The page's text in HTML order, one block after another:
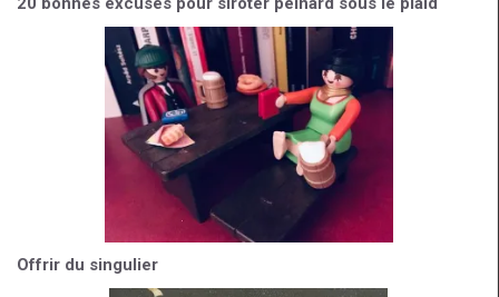
Offrir du singulier